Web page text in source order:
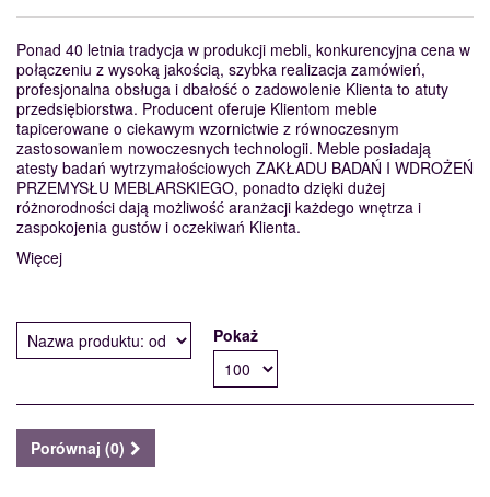
Ponad 40 letnia tradycja w produkcji mebli, konkurencyjna cena w
połączeniu z wysoką jakością, szybka realizacja zamówień,
profesjonalna obsługa i dbałość o zadowolenie Klienta to atuty
przedsiębiorstwa. Producent oferuje Klientom meble
tapicerowane o ciekawym wzornictwie z równoczesnym
zastosowaniem nowoczesnych technologii. Meble posiadają
atesty badań wytrzymałościowych ZAKŁADU BADAŃ I WDROŻEŃ
PRZEMYSŁU MEBLARSKIEGO, ponadto dzięki dużej
różnorodności dają możliwość aranżacji każdego wnętrza i
zaspokojenia gustów i oczekiwań Klienta.
Więcej
Pokaż
Porównaj (0)